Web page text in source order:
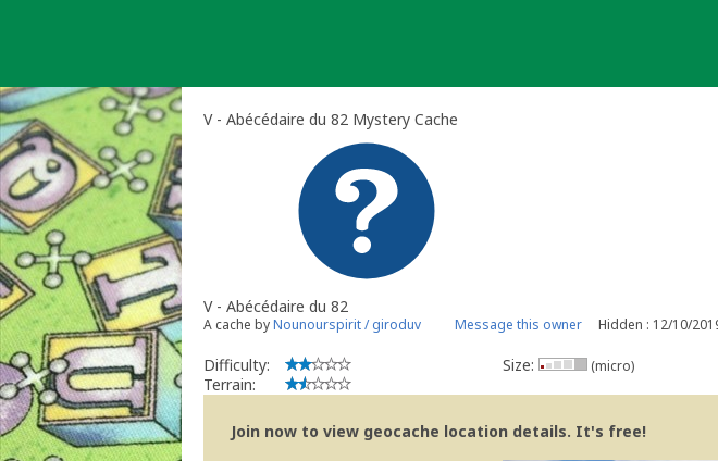
V - Abécédaire du 82 Mystery Cache
V - Abécédaire du 82
A cache byNounourspirit / giroduv Message this owner Hidden : 12/10/
Difficulty:
Terrain:
Size: (micro)
Join now to view geocache location details. It's free!